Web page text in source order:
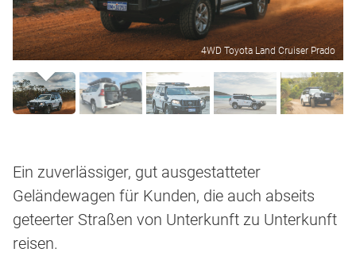
4WD Toyota Land Cruiser Prado
Ein zuverlässiger, gut ausgestatteter
Geländewagen für Kunden, die auch abseits
geteerter Straßen von Unterkunft zu Unterkunft
reisen.